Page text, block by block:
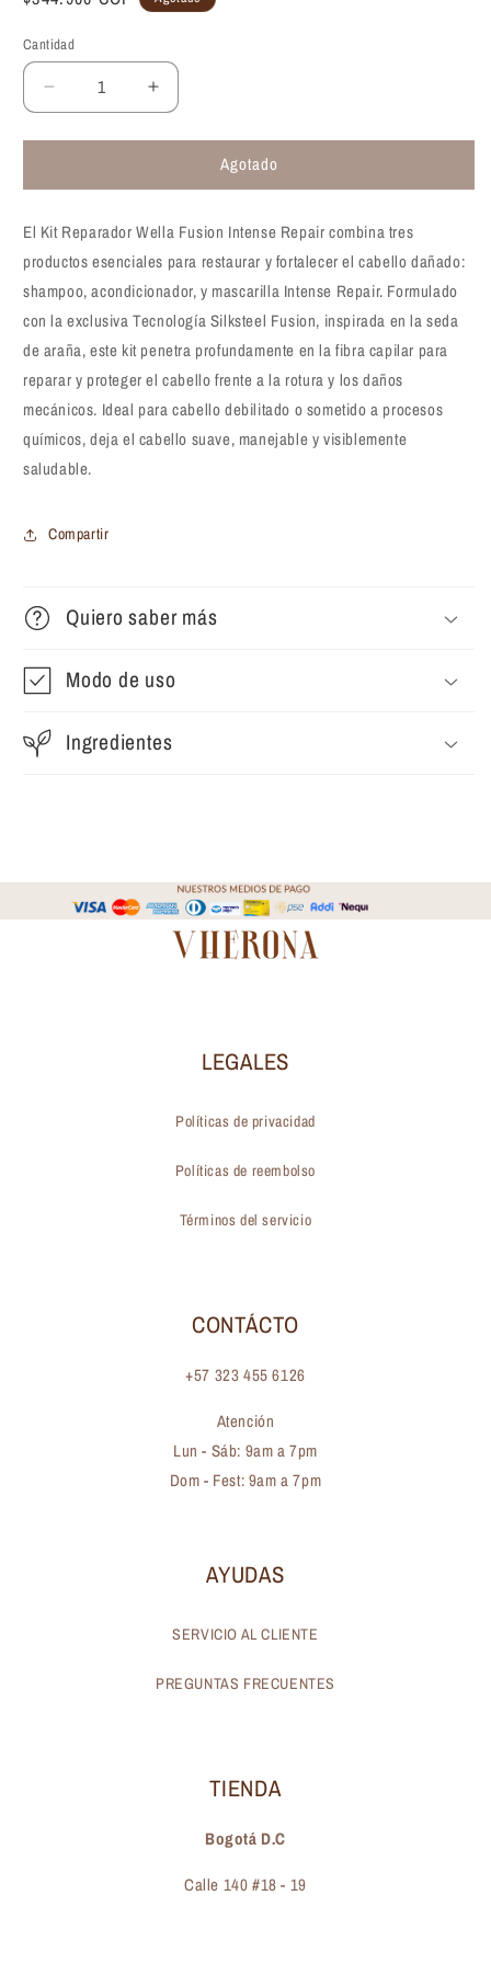
Cantidad
Reducir
cantidad
para
reparador
Professionals
Fusion
Repair
Aumentar
cantidad
para
reparador
Professionals
Fusion
Intense
Repair
Agotado
El Kit Reparador Wella Fusion Intense Repair combina tres
productos esenciales para restaurar y fortalecer el cabello dañado:
shampoo, acondicionador, y mascarilla Intense Repair. Formulado
con la exclusiva Tecnología Silksteel Fusion, inspirada en la seda
de araña, este kit penetra profundamente en la fibra capilar para
reparar y proteger el cabello frente a la rotura y los daños
mecánicos. Ideal para cabello debilitado o sometido a procesos
químicos, deja el cabello suave, manejable y visiblemente
saludable.
Compartir
Quiero saber más
Modo de uso
Ingredientes
LEGALES
Políticas de privacidad
Políticas de reembolso
Términos del servicio
CONTÁCTO
+57 323 455 6126
Atención
Lun - Sáb: 9am a 7pm
Dom - Fest: 9am a 7pm
AYUDAS
SERVICIO AL CLIENTE
PREGUNTAS FRECUENTES
TIENDA
Bogotá D.C
Calle 140 #18 - 19